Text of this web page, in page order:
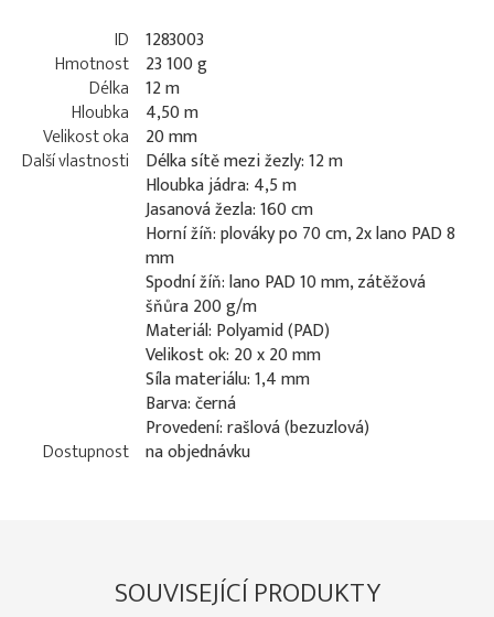
ID 1283003
Hmotnost 23 100 g
Délka 12 m
Hloubka
4,50 m
Velikost oka
20 mm
Další vlastnosti
Délka sítě mezi žezly: 12 m
Hloubka jádra: 4,5 m
Jasanová žezla: 160 cm
Horní žíň: plováky po 70 cm, 2x lano PAD 8
mm
Spodní žíň: lano PAD 10 mm, zátěžová
šňůra 200 g/m
Materiál: Polyamid (PAD)
Velikost ok: 20 x 20 mm
Síla materiálu: 1,4 mm
Barva: černá
Provedení: rašlová (bezuzlová)
Dostupnost na objednávku
SOUVISEJÍCÍ PRODUKTY